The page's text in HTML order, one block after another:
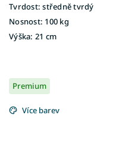
Tvrdost: středně tvrdý
Nosnost: 100 kg
Výška: 21 cm
Premium
Více barev